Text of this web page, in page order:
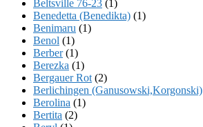
Beltsville 76-23 (1)
Benedetta (Benedikta) (1)
Benimaru (1)
Benol (1)
Berber(1)
Berezka (1)
Bergauer Rot (2)
Berlichingen (Ganusowski,Korgonski)
Berolina (1)
Bertita (2)